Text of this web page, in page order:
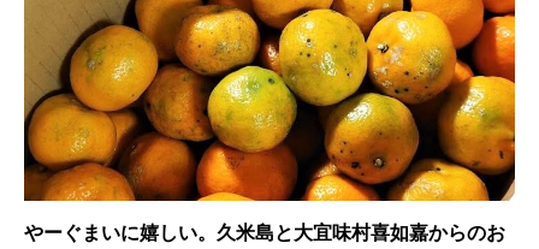
やーぐまいに嬉しい。久米島と大宜味村喜如嘉からのお